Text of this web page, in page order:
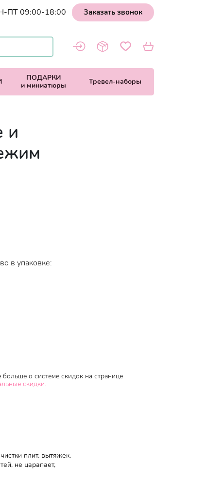
ПТ 09:00-18:00 Заказать звонок
ПОДАРКИ
и миниатюры
Тревел-наборы
и
в упаковке:
больше о системе скидок на странице
скидки.
плит, вытяжек,
не царапает,